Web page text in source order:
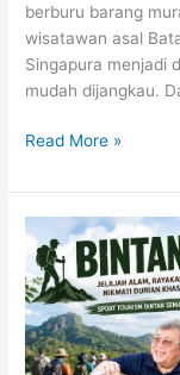
berburu barang
wisatawan asal
Singapura menjadi
mudah dijangkau.
Read More »
Bukan
Sekadar
Trekking!
Ribuan
Mata
Tertuju